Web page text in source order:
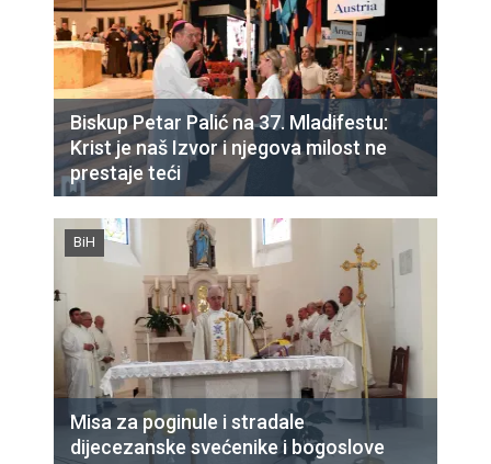
Biskup Petar Palić na 37. Mladifestu:
Krist je naš Izvor i njegova milost ne
prestaje teći
BiH
Misa za poginule i stradale
dijecezanske svećenike i bogoslove